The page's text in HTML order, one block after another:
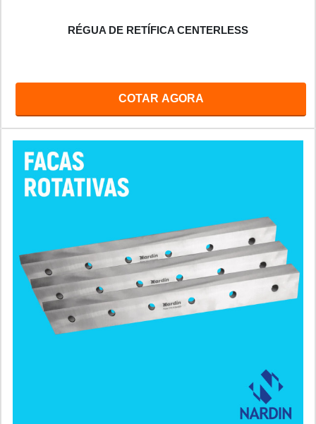
RÉGUA DE RETÍFICA CENTERLESS
COTAR AGORA